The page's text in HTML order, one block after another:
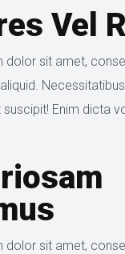
Vel
dolor sit amet,
Enim dicta
dolor sit amet,